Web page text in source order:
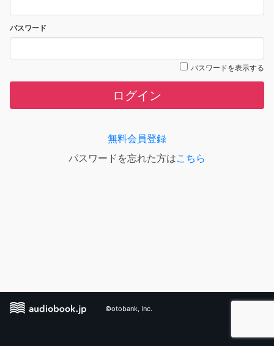
パスワード
パスワードを表示する
ログイン
無料会員登録
パスワードを忘れた方はこちら
©otobank, Inc.